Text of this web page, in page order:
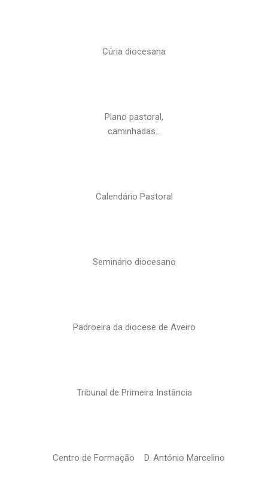
Cúria diocesana
Plano pastoral,
caminhadas…
Calendário Pastoral
Seminário diocesano
Padroeira da diocese de Aveiro
Tribunal de Primeira Instância
Centro de Formação D. António Marcelino